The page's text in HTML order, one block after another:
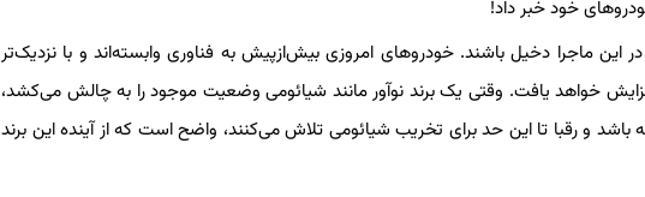
این ماجرا دخیل باشند. خودروهای امروزی بیش‌ازپیش به فناوری وابسته‌اند و با نزدیک‌تر
خواهد یافت. وقتی یک برند نوآور مانند شیائومی وضعیت موجود را به چالش می‌کشد،
باشد و رقبا تا این حد برای تخریب شیائومی تلاش می‌کنند، واضح است که از آینده این برند